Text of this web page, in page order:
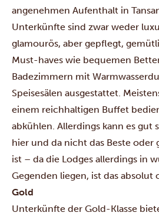
angenehmen Aufenthalt in
Unterkünfte sind zwar weder
glamourös, aber gepflegt,
Must-haves wie bequemen
Badezimmern mit
Speisesälen ausgestattet.
einem reichhaltigen Buffet
abkühlen. Allerdings kann es gut
hier und da nicht das Beste oder
ist – da die Lodges allerdings in
Gegenden liegen, ist das absolut
Gold
Unterkünfte der Gold-Klasse